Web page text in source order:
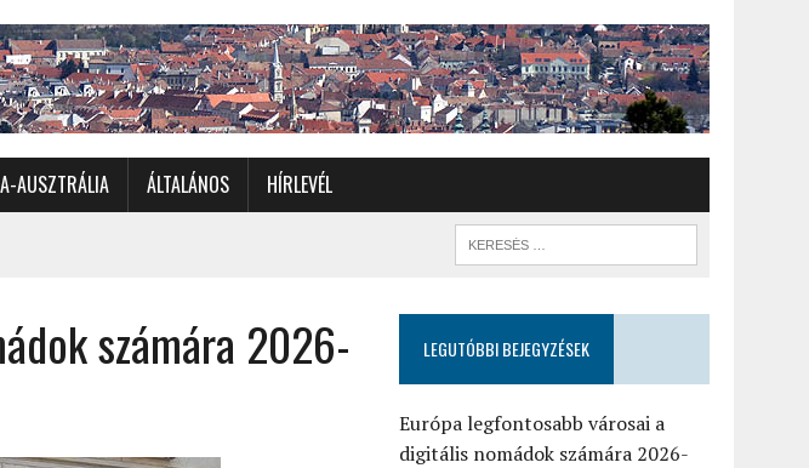
AUSZTRÁLIA ÁLTALÁNOS HÍRLEVÉL
– 2001
számára 2026-
LEGUTÓBBI BEJEGYZÉSEK
Európa legfontosabb városai a
digitális nomádok számára 2026-